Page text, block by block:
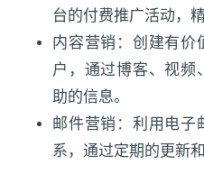
台的付费推广活动，
内容营销：创建有价
户，通过博客、视频
助的信息。
邮件营销：利用电子
系，通过定期的更新